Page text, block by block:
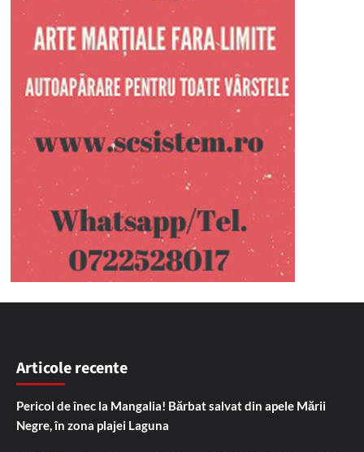
Articole recente
Pericol de înec la Mangalia! Bărbat salvat din apele Mării
Negre, în zona plajei Laguna